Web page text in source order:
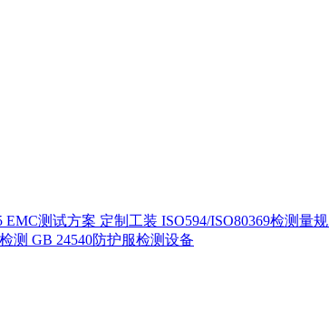
EMC测试方案 定制工装 ISO594/ISO80369检测量规
测 GB 24540防护服检测设备